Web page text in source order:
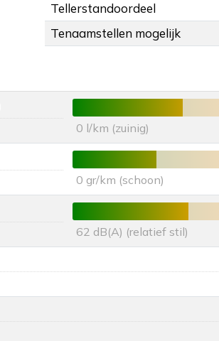
Tellerstandoordeel
Tenaamstellen mogelijk
0 l/km (zuinig)
0 gr/km (schoon)
62 dB(A) (relatief stil)